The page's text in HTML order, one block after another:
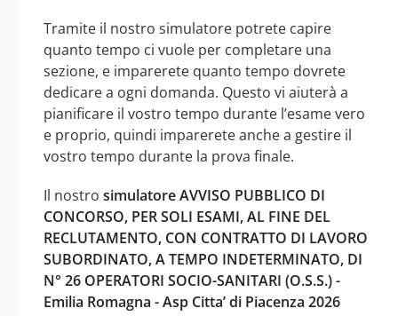
Tramite il nostro simulatore potrete capire
quanto tempo ci vuole per completare una
sezione, e imparerete quanto tempo dovrete
dedicare a ogni domanda. Questo vi aiuterà a
pianificare il vostro tempo durante l’esame vero
e proprio, quindi imparerete anche a gestire il
vostro tempo durante la prova finale.
Il nostro simulatore AVVISO PUBBLICO DI
CONCORSO, PER SOLI ESAMI, AL FINE DEL
RECLUTAMENTO, CON CONTRATTO DI LAVORO
SUBORDINATO, A TEMPO INDETERMINATO, DI
N° 26 OPERATORI SOCIO-SANITARI (O.S.S.) -
Emilia Romagna - Asp Citta’ di Piacenza 2026